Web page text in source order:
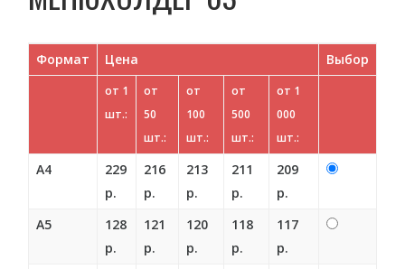
Формат Цена Выбор
от 1
шт.:
от
50
шт.:
от
100
шт.:
от
500
шт.:
от 1
000
шт.:
А4
229
р.
216
р.
213
р.
211
р.
209
р.
А5
128
р.
121
р.
120
р.
118
р.
117
р.